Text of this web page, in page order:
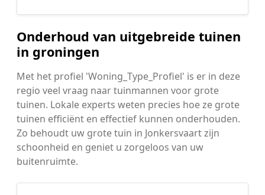
Onderhoud van uitgebreide tuinen
in groningen
Met het profiel 'Woning_Type_Profiel' is er in deze
regio veel vraag naar tuinmannen voor grote
tuinen. Lokale experts weten precies hoe ze grote
tuinen efficiënt en effectief kunnen onderhouden.
Zo behoudt uw grote tuin in Jonkersvaart zijn
schoonheid en geniet u zorgeloos van uw
buitenruimte.